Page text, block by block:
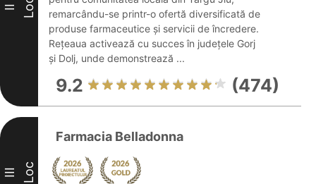
II Loc
remarcându-se printr-o ofertă diversificată de
produse farmaceutice și servicii de încredere.
Rețeaua activează cu succes în județele Gorj
și Dolj, unde demonstrează ...
9.2 (474)
III Loc
Farmacia Belladonna